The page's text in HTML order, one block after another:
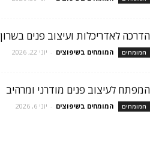
הדרכה לאדריכלות ועיצוב פנים בשרון
המומחים המומחים בשיפוצים - יוני 22, 2026
המפתח לעיצוב פנים מודרני ומרהיב
המומחים המומחים בשיפוצים - יוני 6, 2026